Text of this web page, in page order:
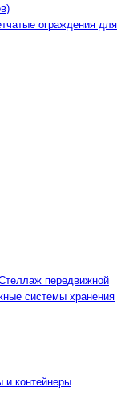
ограждения для
передвижной
системы хранения
контейнеры